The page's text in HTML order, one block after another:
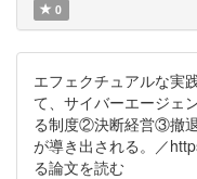
0
エフェクチュアルな実
て、サイバーエージェ
る制度②決断経営③撤
が導き出される。／
る論文を読む